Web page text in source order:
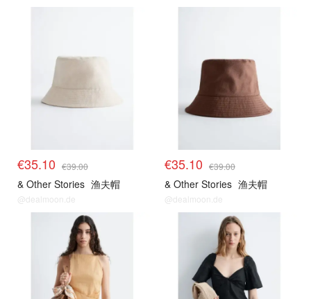
€35.10 €39.00
& Other Stories 渔夫帽
@dealmoon.de
€35.10 €39.00
& Other Stories 渔夫帽
@dealmoon.de